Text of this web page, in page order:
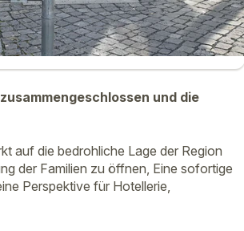
und die
auf die bedrohliche Lage der Region
der Familien zu öffnen, Eine sofortige
Perspektive für Hotellerie,